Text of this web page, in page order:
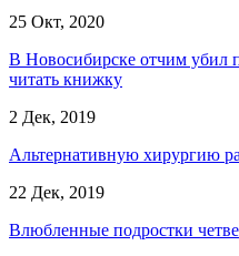
25 Окт, 2020
В Новосибирске отчим убил
читать книжку
2 Дек, 2019
Альтернативную хирургию
22 Дек, 2019
Влюбленные подростки